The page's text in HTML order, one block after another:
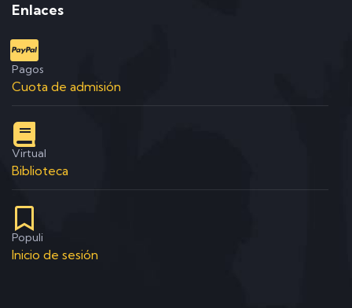
Enlaces
Pagos
Cuota de admisión
Virtual
Biblioteca
Populi
Inicio de sesión